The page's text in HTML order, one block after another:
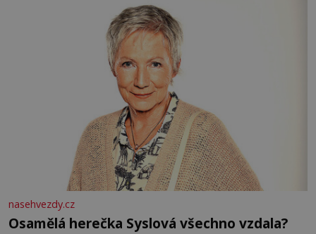
nasehvezdy.cz
Osamělá herečka Syslová všechno vzdala?